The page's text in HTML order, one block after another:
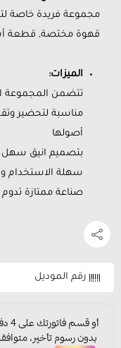
مجموعة فريدة خاصة
قهوة مختصة, قطعة
الميزات:
تتضمن المجموعة
مناسبة لتحضير
أصولها
بتصميم انيق سهل
سهلة الاستخدام
صناعة ممتازة
رقم الموديل